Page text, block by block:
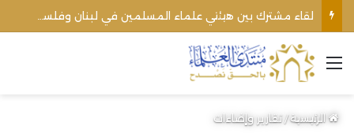
القائمة
الرئيسية/تقارير وإضاءات